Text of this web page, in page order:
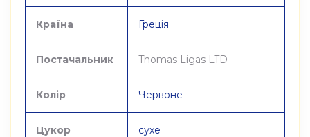
Країна Греція
Постачальник Thomas Ligas LTD
Колір Червоне
Цукор сухе